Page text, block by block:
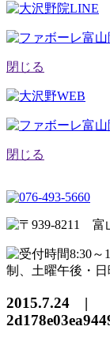
閉じる
閉じる
2015.7.24 |